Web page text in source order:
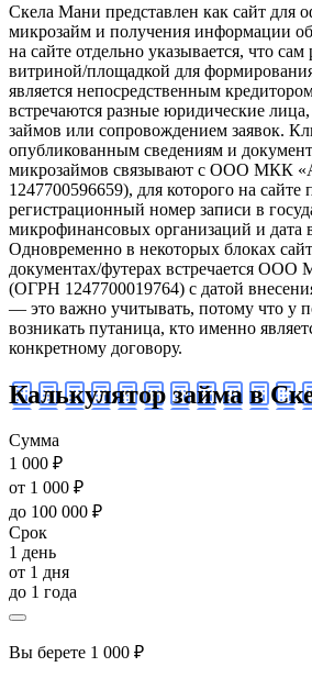
Скела Мани представлен как сайт для
микрозайм и получения информации
на сайте отдельно указывается, что
витриной/площадкой для формирования
является непосредственным
встречаются разные юридические
займов или сопровождением заявок.
опубликованным сведениям и
микрозаймов связывают с ООО МКК
1247700596659), для которого на сайте
регистрационный номер записи в
микрофинансовых организаций и дата
Одновременно в некоторых блоках
документах/футерах встречается
(ОГРН 1247700019764) с датой
— это важно учитывать, потому что у
возникать путаница, кто именно
конкретному договору.
Калькулятор займа в
Сумма
1 000 ₽
от 1 000 ₽
до 100 000 ₽
Срок
1 день
от 1 дня
до 1 года
Вы берете 1 000 ₽